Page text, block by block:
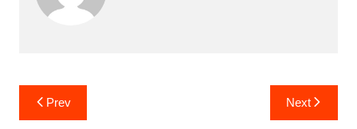
Post
navigation
Prev Next